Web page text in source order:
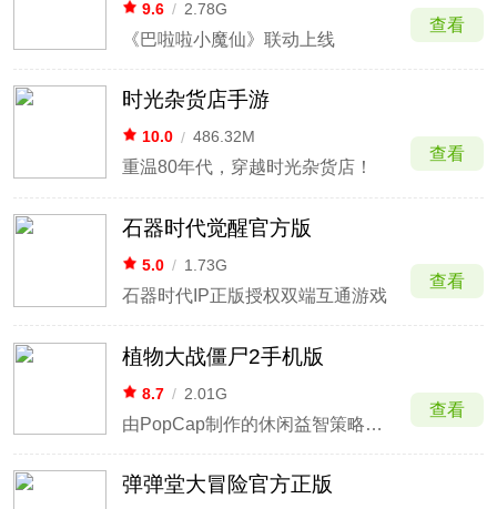
9.6 / 2.78G
《巴啦啦小魔仙》联动上线
查看
时光杂货店手游
10.0 / 486.32M
重温80年代，穿越时光杂货店！
查看
石器时代觉醒官方版
5.0 / 1.73G
石器时代IP正版授权双端互通游戏
查看
植物大战僵尸2手机版
8.7 / 2.01G
由PopCap制作的休闲益智策略类塔防游戏
查看
弹弹堂大冒险官方正版